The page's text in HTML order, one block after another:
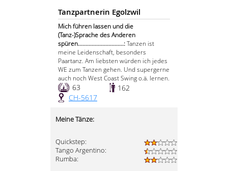
Tanzpartnerin Egolzwil
Mich führen lassen und die
(Tanz-)Sprache des Anderen
spüren..............................:Tanzen ist
meine Leidenschaft, besonders
Paartanz. Am liebsten würden ich jedes
WE zum Tanzen gehen. Und supergerne
auch noch West Coast Swing o.ä. lernen.
63
162
CH-5617
Meine Tänze:
Quickstep:
Tango Argentino:
Rumba: